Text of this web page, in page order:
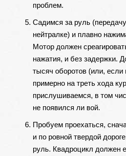
проблем.
Садимся за руль
нейтралке) и плавно
Мотор должен
нажатия, и без задержки.
тысяч оборотов (или,
примерно на треть хода
прислушиваемся, в том
не появился ли вой.
Пробуем проехаться,
и по ровной твердой
руль. Квадроцикл должен